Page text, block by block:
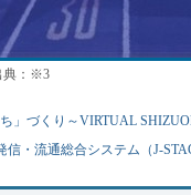
：※3
」づくり～VIRTUAL
・流通総合システム（J-